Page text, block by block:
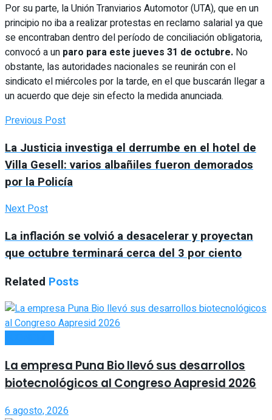
Por su parte, la Unión Tranviarios Automotor (UTA), que en un
principio no iba a realizar protestas en reclamo salarial ya que
se encontraban dentro del período de conciliación obligatoria,
convocó a un paro para este jueves 31 de octubre. No
obstante, las autoridades nacionales se reunirán con el
sindicato el miércoles por la tarde, en el que buscarán llegar a
un acuerdo que deje sin efecto la medida anunciada.
Previous Post
La Justicia investiga el derrumbe en el hotel de
Villa Gesell: varios albañiles fueron demorados
por la Policía
Next Post
La inflación se volvió a desacelerar y proyectan
que octubre terminará cerca del 3 por ciento
Related Posts
La empresa Puna Bio llevó sus desarrollos
biotecnológicos al Congreso Aapresid 2026
6 agosto, 2026